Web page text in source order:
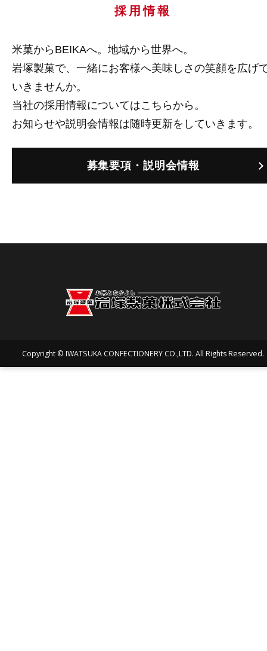
採用情報
米菓からBEIKAへ。地域から世界へ。
岩塚製菓で、一緒にお客様へ美味しさの笑顔を広げ
いきませんか。
当社の採用情報についてはこちらから。
お知らせや説明会情報は随時更新をしていきます。
募集要項・説明会情報
Copyright © IWATSUKA CONFECTIONERY CO.,LTD. All Rights Reserved.